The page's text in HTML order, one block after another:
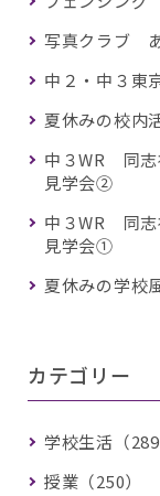
写真クラブ
中２・中３東
夏休みの校内
中３WR 同
見学会②
中３WR 同
見学会①
夏休みの学校
カテゴリー
学校生活（289
授業（250）